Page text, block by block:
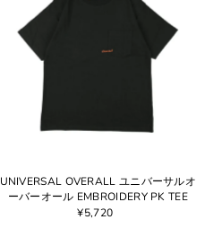
UNIVERSAL OVERALL ユニバーサルオ
ーバーオール EMBROIDERY PK TEE
¥5,720